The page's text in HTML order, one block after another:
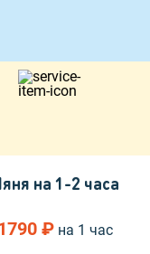
на 1-2 часа
₽ на 1 час